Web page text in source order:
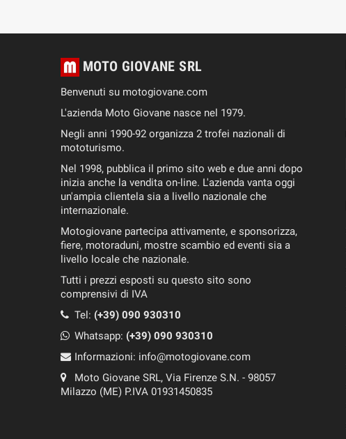
MOTO GIOVANE SRL
Benvenuti su motogiovane.com
L'azienda Moto Giovane nasce nel 1979.
Negli anni 1990-92 organizza 2 trofei nazionali di
mototurismo.
Nel 1998, pubblica il primo sito web e due anni dopo
inizia anche la vendita on-line. L'azienda vanta oggi
un'ampia clientela sia a livello nazionale che
internazionale.
Motogiovane partecipa attivamente, e sponsorizza,
fiere, motoraduni, mostre scambio ed eventi sia a
livello locale che nazionale.
Tutti i prezzi esposti su questo sito sono
comprensivi di IVA
Tel: (+39) 090 930310
Whatsapp: (+39) 090 930310
Informazioni: info@motogiovane.com
Moto Giovane SRL, Via Firenze S.N. - 98057
Milazzo (ME) P.IVA 01931450835